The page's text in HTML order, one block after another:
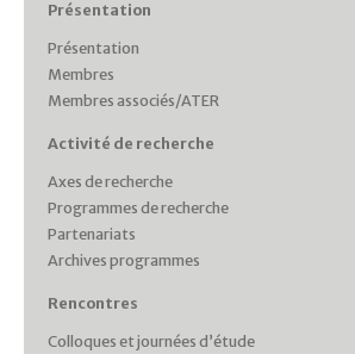
Présentation
Présentation
Membres
Membres associés/ATER
Activité de recherche
Axes de recherche
Programmes de recherche
Partenariats
Archives programmes
Rencontres
Colloques et journées d’étude